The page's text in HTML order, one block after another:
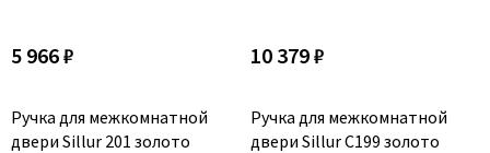
5 966 ₽
Ручка для межкомнатной
двери Sillur 201 золото
10 379 ₽
Ручка для межкомнатной
двери Sillur С199 золото